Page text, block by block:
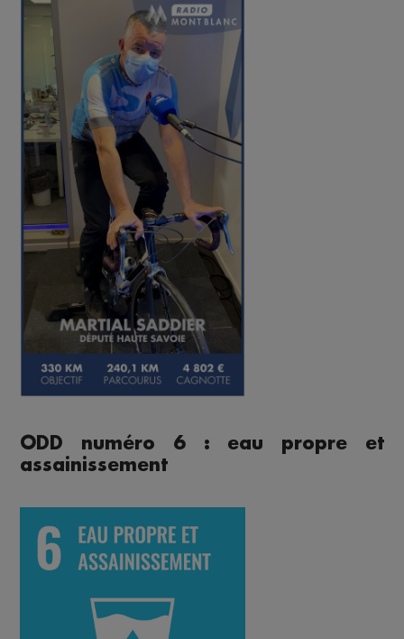
ODD numéro 6 : eau propre et
assainissement